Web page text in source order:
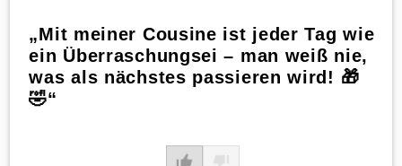
„Mit meiner Cousine ist jeder Tag wie
ein Überraschungsei – man weiß nie,
was als nächstes passieren wird! 🎁
🤣“